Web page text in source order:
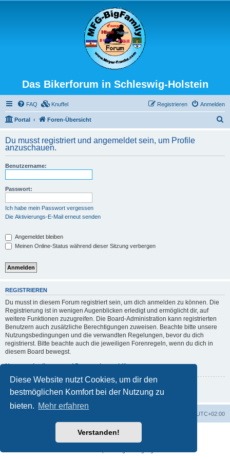
Diese Website nutzt Cookies, um dir den
bestmöglichen Komfort bei der Nutzung zu
bieten. Mehr erfahren
Verstanden!
Das Bikerforum in Schleswig-Holstein
FAQ Knuffel Anmelden
Registrieren
Portal Foren-Übersicht
h
Du musst registriert und angemeldet sein, um Profile
anzuschauen.
Benutzername:
Passwort:
Ich habe mein Passwort vergessen
Die Aktivierungs-E-Mail erneut senden
Angemeldet bleiben
Meinen Online-Status während dieser Sitzung verbergen
REGISTRIEREN
Du musst in diesem Forum registriert sein, um dich anmelden zu können. Die
Registrierung ist in wenigen Augenblicken erledigt und ermöglicht dir, auf
weitere Funktionen zuzugreifen. Die Board-Administration kann registrierten
Benutzern auch zusätzliche Berechtigungen zuweisen. Beachte bitte unsere
Nutzungsbedingungen und die verwandten Regelungen, bevor du dich
registrierst. Bitte beachte auch die jeweiligen Forenregeln, wenn du dich in
diesem Board bewegst.
Nutzungsbedingungen|Datenschutzerklärung
Registrieren
UTC+02:00
Powered byphpBB® Forum Software © phpBB Limited
phpBB.de